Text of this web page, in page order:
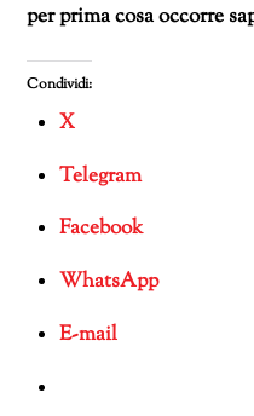
per prima cosa occorre
Condividi:
X
Telegram
Facebook
WhatsApp
E-mail